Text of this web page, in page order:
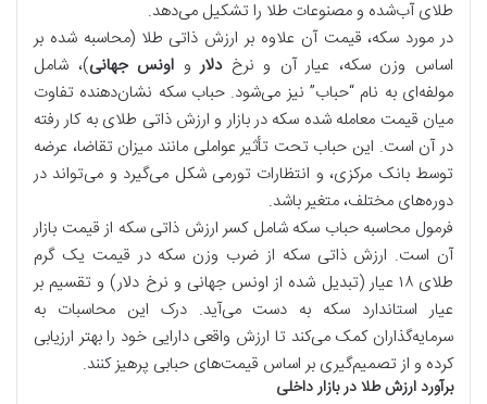
طلای آب‌شده و مصنوعات طلا را تشکیل می‌دهد.
در مورد سکه، قیمت آن علاوه بر ارزش ذاتی طلا (محاسبه شده بر
اساس وزن سکه، عیار آن و نرخ دلار و اونس جهانی)، شامل
مولفه‌ای به نام “حباب” نیز می‌شود. حباب سکه نشان‌دهنده تفاوت
میان قیمت معامله شده سکه در بازار و ارزش ذاتی طلای به کار رفته
در آن است. این حباب تحت تأثیر عواملی مانند میزان تقاضا، عرضه
توسط بانک مرکزی، و انتظارات تورمی شکل می‌گیرد و می‌تواند در
دوره‌های مختلف، متغیر باشد.
فرمول محاسبه حباب سکه شامل کسر ارزش ذاتی سکه از قیمت بازار
آن است. ارزش ذاتی سکه از ضرب وزن سکه در قیمت یک گرم
طلای ۱۸ عیار (تبدیل شده از اونس جهانی و نرخ دلار) و تقسیم بر
عیار استاندارد سکه به دست می‌آید. درک این محاسبات به
سرمایه‌گذاران کمک می‌کند تا ارزش واقعی دارایی خود را بهتر ارزیابی
کرده و از تصمیم‌گیری بر اساس قیمت‌های حبابی پرهیز کنند.
برآورد ارزش طلا در بازار داخلی